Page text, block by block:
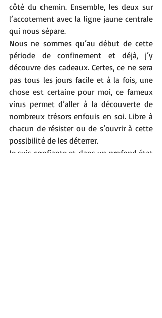
côté du chemin. Ensemble, les deux sur
l’accotement avec la ligne jaune centrale
qui nous sépare.
Nous ne sommes qu’au début de cette
période de confinement et déjà, j’y
découvre des cadeaux. Certes, ce ne sera
pas tous les jours facile et à la fois, une
chose est certaine pour moi, ce fameux
virus permet d’aller à la découverte de
nombreux trésors enfouis en soi. Libre à
chacun de résister ou de s’ouvrir à cette
possibilité de les déterrer.
Je suis confiante et dans un profond état